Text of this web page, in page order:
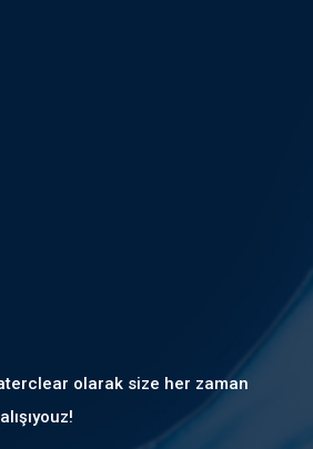
olarak size her zaman